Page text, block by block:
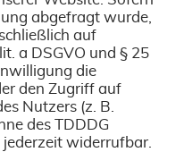
abgefragt wurde,
auf
a DSGVO und § 25
die
den Zugriff auf
Nutzers (z. B.
des TDDDG
widerrufbar.